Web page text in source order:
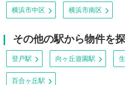
横浜市中区 横浜市南区
その他の駅から物件を
登戸駅 向ヶ丘遊園駅
百合ヶ丘駅